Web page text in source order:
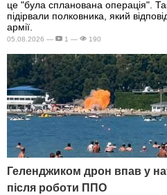
це "була спланована операція".
підірвали полковника, який
армії.
05.08.2026 — 1 — 190
Геленджиком дрон впав у
після роботи ППО